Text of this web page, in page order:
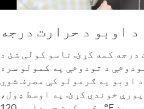
د اوبو د حرارت درجه
درجه کمه کړئ. تاسو کولی شئ د
د تودوخې په کمولو سره
اوبو په ګرمولو کې مصرف شوي
تر 22٪ پورې خوندي کړئ. په اوسط ډول،